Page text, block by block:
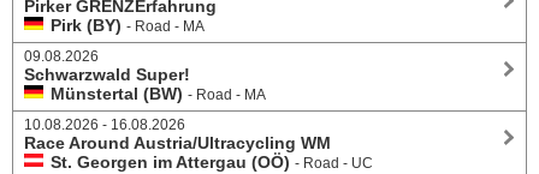
Pirker GRENZErfahrung
Pirk (BY) - Road - MA
09.08.2026
Schwarzwald Super!
Münstertal (BW) - Road - MA
10.08.2026 - 16.08.2026
Race Around Austria/Ultracycling WM
St. Georgen im Attergau (OÖ) - Road - UC